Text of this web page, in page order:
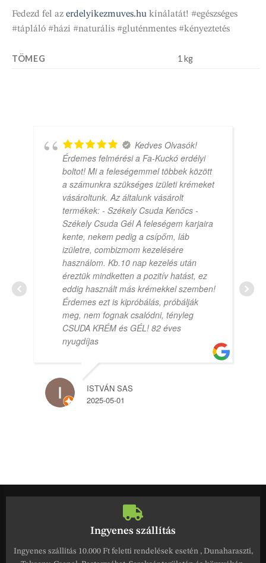
Fedezd fel az erdelyikezmuves.hu kínálatát! #egészséges
#tápláló #házi #naturális #gluténmentes #kényeztetés
TÖMEG 1 kg
Kedves Olvasók!
Érdemes felmérési a Fa-Kuckó erdélyi
boltot! Mi a feleségemmel többek között
a számunkra szükséges izületi krémeket
vásároltunk. Az általunk vásárolt
termékek: - Székely Csuda Kenőcs -
Székely Csuda Gél A feleségem karjaira
kente, nekem pedig a csípőm, láb
izületre, combizmom kezelésére
használom. Kb.10 nap kezelés után
éreztük mindketten a pozitív hatást, ez
eddig használt más krémekkel szemben!
Érdemes ezt is kipróbálás, próbálják
meg, nem fognak csalódni, tényleg
CSUDA KRÉM és GÉL! 82 éves
nyugdíjas
ISTVÁN SAS
2025-05-01
Ingyenes szállítás
Ingyenes szállítás 10.000 Ft feletti rendelések esetén , Dunaharaszti,